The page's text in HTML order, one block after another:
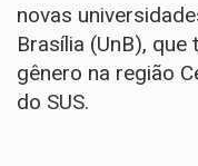
novas
Brasília (UnB),
gênero na região
do SUS.